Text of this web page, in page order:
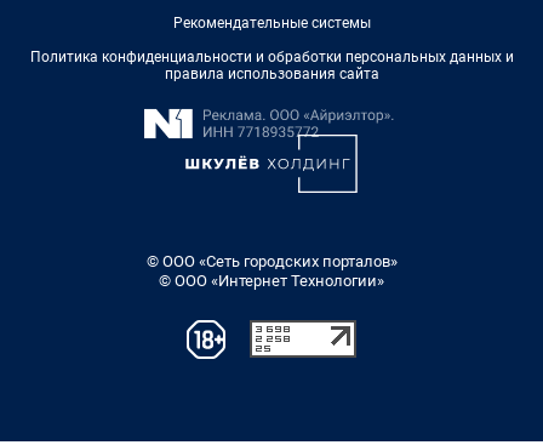
Рекомендательные системы
Политика конфиденциальности и обработки персональных данных и
правила использования сайта
© ООО «Сеть городских порталов»
© ООО «Интернет Технологии»